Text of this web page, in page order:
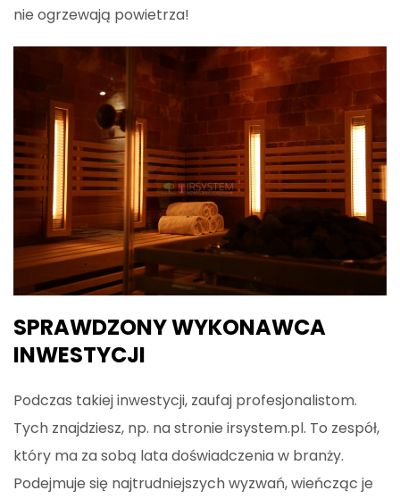
nie ogrzewają powietrza!
SPRAWDZONY WYKONAWCA
INWESTYCJI
Podczas takiej inwestycji, zaufaj profesjonalistom.
Tych znajdziesz, np. na stronie irsystem.pl. To zespół,
który ma za sobą lata doświadczenia w branży.
Podejmuje się najtrudniejszych wyzwań, wieńcząc je